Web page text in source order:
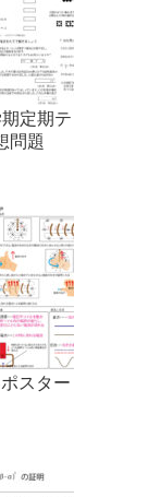
定期テ
問題
スター